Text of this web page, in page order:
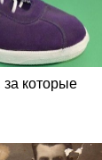
которые